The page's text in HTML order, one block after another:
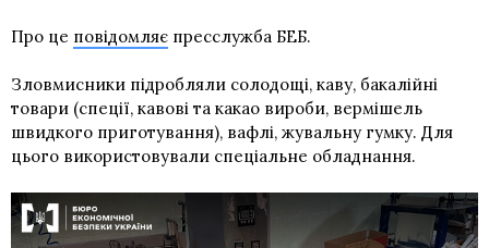
Про це повідомляє пресслужба БЕБ.
Зловмисники підробляли солодощі, каву, бакалійні
товари (спеції, кавові та какао вироби, вермішель
швидкого приготування), вафлі, жувальну гумку. Для
цього використовували спеціальне обладнання.